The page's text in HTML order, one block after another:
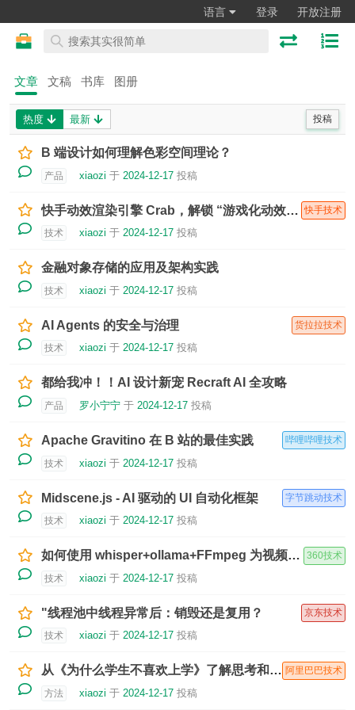
语言 登录 开放注册
文章 文稿 书库 图册
热度 最新 投稿
B 端设计如何理解色彩空间理论？
产品 xiaozi 于 2024-12-17 投稿
快手动效渲染引擎 Crab，解锁 “游戏化动效” 开发新方式！ 快手技术
技术 xiaozi 于 2024-12-17 投稿
金融对象存储的应用及架构实践
技术 xiaozi 于 2024-12-17 投稿
AI Agents 的安全与治理 货拉拉技术
技术 xiaozi 于 2024-12-17 投稿
都给我冲！！AI 设计新宠 Recraft AI 全攻略
产品 罗小宁宁 于 2024-12-17 投稿
Apache Gravitino 在 B 站的最佳实践 哔哩哔哩技术
技术 xiaozi 于 2024-12-17 投稿
Midscene.js - AI 驱动的 UI 自动化框架 字节跳动技术
技术 xiaozi 于 2024-12-17 投稿
如何使用 whisper+ollama+FFmpeg 为视频添加中文字幕 360技术
技术 xiaozi 于 2024-12-17 投稿
"线程池中线程异常后：销毁还是复用？ 京东技术
技术 xiaozi 于 2024-12-17 投稿
从《为什么学生不喜欢上学》了解思考和学习 阿里巴巴技术
方法 xiaozi 于 2024-12-17 投稿